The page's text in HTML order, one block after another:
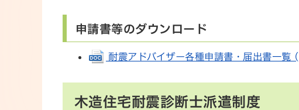
申請書等のダウンロード
耐震アドバイザー各種申請書・届出書一覧
木造住宅耐震診断士派遣制度